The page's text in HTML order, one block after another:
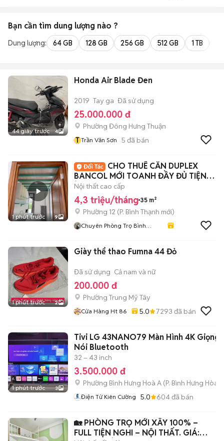
Bạn cần tìm dung lượng nào ?
Dung lượng: 64 GB 128 GB 256 GB 512 GB 1 TB
44 giây trước 4
Honda Air Blade Đen
2019 Tay ga Đã sử dụng
25.000.000 đ
Phường Đông Hưng Thuận
T Trần Văn Sơn 5 đã bán
1 phút trước 9
CHO THUÊ CĂN DUPLEX
BANCOL MỚI TOANH ĐẦY ĐỦ TIỆN
ÍCH
Nội thất cao cấp
4,3 triệu/tháng 35 m²
Phường 12 (P. Bình Thạnh mới)
Chuyên Phòng Trọ Bình
1 phút trước 2
Giày thể thao Fumna 44 Đỏ
Đã sử dụng Cả nam và nữ
200.000 đ
Phường Trung Mỹ Tây
Cửa Hàng Ht 86 5.0 7293 đã bán
1 phút trước 3
Tivi LG 43NANO79 Màn Hình 4K Giọng
Nói Bluetooth
32 – 43 inch
3.500.000 đ
Phường Bình Hưng Hoà A (P. Bình Hưng Hòa
Điện Tử Kiên Cường 5.0 604đã bán
🏡 PHÒNG TRỌ MỚI XÂY 100% –
FULL TIỆN NGHI – NỘI THẤT. GIÁ: